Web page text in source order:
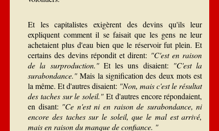
Et les capitalistes exigèrent des devins qu'ils leur
expliquent comment il se faisait que les gens ne leur
achetaient plus d'eau bien que le réservoir fut plein. Et
certains des devins répondit et dirent: "C'est en raison
de la surproduction."Et les uns disaient: "C'est la
surabondance." Mais la signification des deux mots est
la même. Et d'autres disaient: "Non, mais c'est le résultat
des taches sur le soleil." Et d'autres encore répondaient,
en disant: "Ce n'est ni en raison de surabondance, ni
encore des taches sur le soleil, que le mal est arrivé,
mais en raison du manque de confiance. "